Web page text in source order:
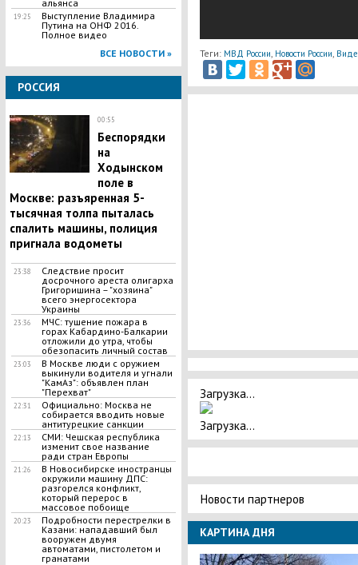
альянса
19:25
Выступление Владимира
Путина на ОНФ 2016.
Полное видео
ВСЕ НОВОСТИ »
РОССИЯ
00:55
Беспорядки
на
Ходынском
поле в
Москве: разъяренная 5-
тысячная толпа пыталась
спалить машины, полиция
пригнала водометы
23:38
Следствие просит
досрочного ареста олигарха
Григоришина – "хозяина"
всего энергосектора
Украины
23:36
МЧС: тушение пожара в
горах Кабардино-Балкарии
отложили до утра, чтобы
обезопасить личный состав
23:03
В Москве люди с оружием
выкинули водителя и угнали
"КамАз": объявлен план
"Перехват"
22:31
Официально: Москва не
собирается вводить новые
антитурецкие санкции
22:13
СМИ: Чешская республика
изменит свое название
ради стран Европы
21:26
В Новосибирске иностранцы
окружили машину ДПС:
разгорелся конфликт,
который перерос в
массовое побоище
20:23
Подробности перестрелки в
Казани: нападавший был
вооружен двумя
автоматами, пистолетом и
гранатами
Теги: МВД России, Новости России,
Загрузка...
Загрузка...
Новости партнеров
КАРТИНА ДНЯ